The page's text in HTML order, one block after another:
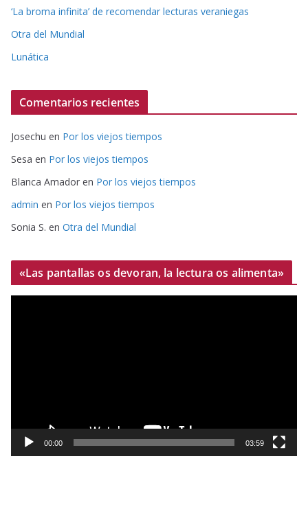
‘La broma infinita’ de recomendar lecturas veraniegas
Otra del Mundial
Lunática
Comentarios recientes
Josechu en Por los viejos tiempos
Sesa en Por los viejos tiempos
Blanca Amador en Por los viejos tiempos
admin en Por los viejos tiempos
Sonia S. en Otra del Mundial
«Las pantallas os devoran, la lectura os alimenta»
o
00:00 03:59